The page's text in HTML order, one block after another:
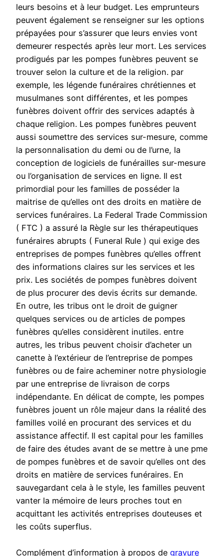
leurs besoins et à leur budget. Les emprunteurs
peuvent également se renseigner sur les options
prépayées pour s’assurer que leurs envies vont
demeurer respectés après leur mort. Les services
prodigués par les pompes funèbres peuvent se
trouver selon la culture et de la religion. par
exemple, les légende funéraires chrétiennes et
musulmanes sont différentes, et les pompes
funèbres doivent offrir des services adaptés à
chaque religion. Les pompes funèbres peuvent
aussi soumettre des services sur-mesure, comme
la personnalisation du demi ou de l’urne, la
conception de logiciels de funérailles sur-mesure
ou l’organisation de services en ligne. Il est
primordial pour les familles de posséder la
maitrise de qu’elles ont des droits en matière de
services funéraires. La Federal Trade Commission
( FTC ) a assuré la Règle sur les thérapeutiques
funéraires abrupts ( Funeral Rule ) qui exige des
entreprises de pompes funèbres qu’elles offrent
des informations claires sur les services et les
prix. Les sociétés de pompes funèbres doivent
de plus procurer des devis écrits sur demande.
En outre, les tribus ont le droit de guigner
quelques services ou de articles de pompes
funèbres qu’elles considèrent inutiles. entre
autres, les tribus peuvent choisir d’acheter un
canette à l’extérieur de l’entreprise de pompes
funèbres ou de faire acheminer notre physiologie
par une entreprise de livraison de corps
indépendante. En délicat de compte, les pompes
funèbres jouent un rôle majeur dans la réalité des
familles voilé en procurant des services et du
assistance affectif. Il est capital pour les familles
de faire des études avant de se mettre à une pme
de pompes funèbres et de savoir qu’elles ont des
droits en matière de services funéraires. En
sauvegardant cela à le style, les familles peuvent
vanter la mémoire de leurs proches tout en
acquittant les activités entreprises douteuses et
les coûts superflus.
Complément d’information à propos de gravure